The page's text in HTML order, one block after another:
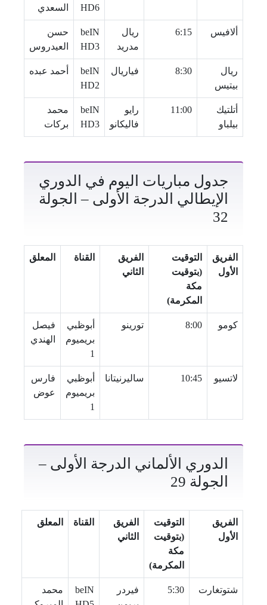
HD6
السعدي
ألافيس 6:15
ريال
مدريد
beIN
HD3
حسن
العيدروس
ريال
بيتيس
8:30 فياريال
beIN
HD2
أحمد عبده
أتلتيك
بيلباو
11:00
رايو
فاليكانو
beIN
HD3
محمد
بركات
جدول مباريات اليوم في الدوري
الإيطالي الدرجة الأولى – الجولة
32
الفريق
الأول
التوقيت
(بتوقيت
مكة
المكرمة)
الفريق
الثاني
القناة المعلق
كومو 8:00 تورينو
أبوظبي
بريميوم
1
فيصل
الهندي
لاتسيو 10:45 ساليرنيتانا
أبوظبي
بريميوم
1
فارس
عوض
الدوري الألماني الدرجة الأولى –
الجولة 29
الفريق
الأول
التوقيت
(بتوقيت
مكة
المكرمة)
الفريق
الثاني
القناة المعلق
شتوتغارت 5:30
فيردر
beIN
محمد